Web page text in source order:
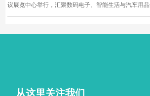
议展览中心举行，汇聚数码电子、智能生活与汽车用
黄金档科技车品一站式采购盛会，欢迎观众与买家到
从这里关注我们